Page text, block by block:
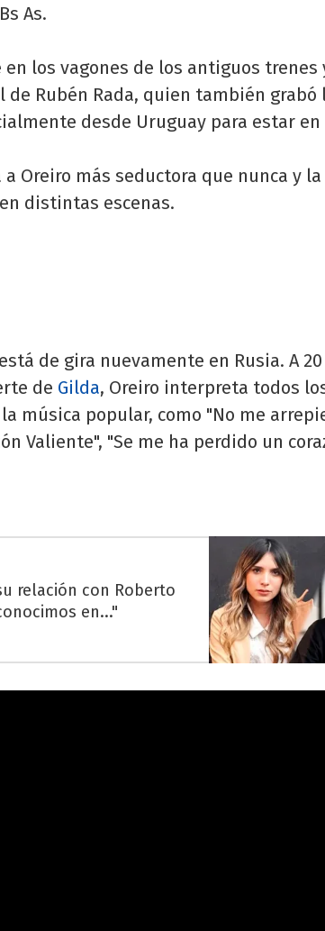
As.
los vagones de los antiguos trenes
Rubén Rada, quien también grabó
desde Uruguay para estar
a Oreiro más seductora que nunca y
distintas escenas.
de gira nuevamente en Rusia. A
de Gilda, Oreiro interpreta todos
música popular, como "No me
Valiente", "Se me ha perdido un
relación con Roberto
en..."